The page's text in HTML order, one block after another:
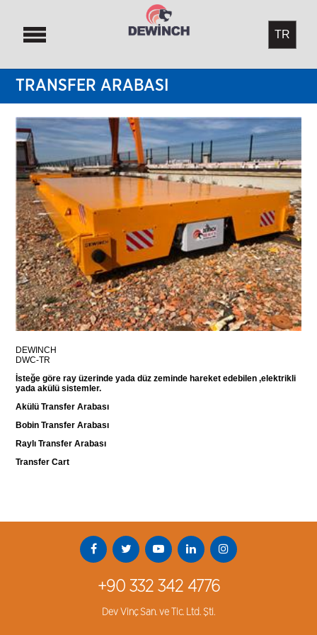
TRANSFER ARABASI
DEWINCH
DWC-TR
İsteğe göre ray üzerinde yada düz zeminde hareket edebilen ,elektrikli
yada akülü sistemler.
Akülü Transfer Arabası
Bobin Transfer Arabası
Raylı Transfer Arabası
Transfer Cart
+90 332 342 4776
Dev Vinç San. ve Tic. Ltd. Şti.